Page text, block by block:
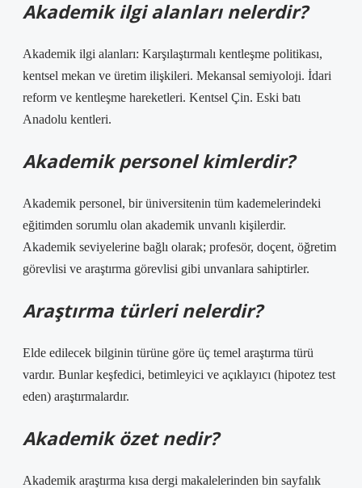
Akademik ilgi alanları nelerdir?
Akademik ilgi alanları: Karşılaştırmalı kentleşme politikası,
kentsel mekan ve üretim ilişkileri. Mekansal semiyoloji. İdari
reform ve kentleşme hareketleri. Kentsel Çin. Eski batı
Anadolu kentleri.
Akademik personel kimlerdir?
Akademik personel, bir üniversitenin tüm kademelerindeki
eğitimden sorumlu olan akademik unvanlı kişilerdir.
Akademik seviyelerine bağlı olarak; profesör, doçent, öğretim
görevlisi ve araştırma görevlisi gibi unvanlara sahiptirler.
Araştırma türleri nelerdir?
Elde edilecek bilginin türüne göre üç temel araştırma türü
vardır. Bunlar keşfedici, betimleyici ve açıklayıcı (hipotez test
eden) araştırmalardır.
Akademik özet nedir?
Akademik araştırma kısa dergi makalelerinden bin sayfalık